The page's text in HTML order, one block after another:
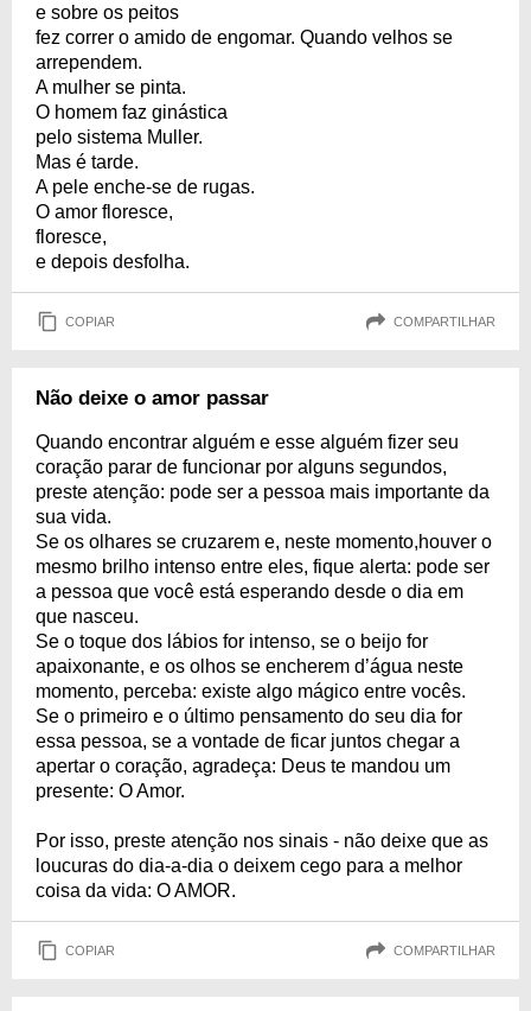
e sobre os peitos
fez correr o amido de engomar. Quando velhos se
arrependem.
A mulher se pinta.
O homem faz ginástica
pelo sistema Muller.
Mas é tarde.
A pele enche-se de rugas.
O amor floresce,
floresce,
e depois desfolha.
COPIAR COMPARTILHAR
Não deixe o amor passar
Quando encontrar alguém e esse alguém fizer seu
coração parar de funcionar por alguns segundos,
preste atenção: pode ser a pessoa mais importante da
sua vida.
Se os olhares se cruzarem e, neste momento,houver o
mesmo brilho intenso entre eles, fique alerta: pode ser
a pessoa que você está esperando desde o dia em
que nasceu.
Se o toque dos lábios for intenso, se o beijo for
apaixonante, e os olhos se encherem d’água neste
momento, perceba: existe algo mágico entre vocês.
Se o primeiro e o último pensamento do seu dia for
essa pessoa, se a vontade de ficar juntos chegar a
apertar o coração, agradeça: Deus te mandou um
presente: O Amor.
Por isso, preste atenção nos sinais - não deixe que as
loucuras do dia-a-dia o deixem cego para a melhor
coisa da vida: O AMOR.
COPIAR COMPARTILHAR